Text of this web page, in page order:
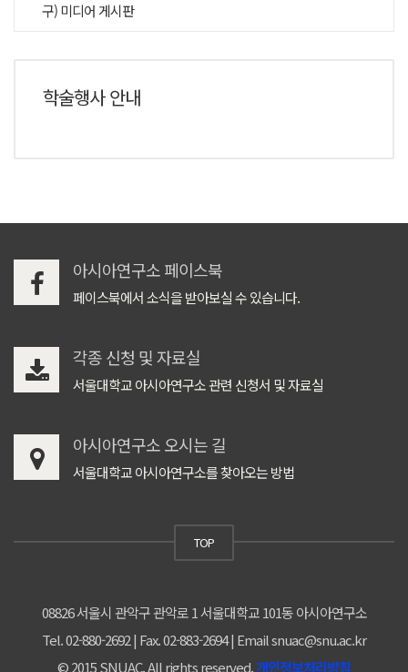
구) 미디어 게시판
학술행사 안내
아시아연구소 페이스북
페이스북에서 소식을 받아보실 수 있습니다.
각종 신청 및 자료실
서울대학교 아시아연구소 관련 신청서 및 자료실
아시아연구소 오시는 길
서울대학교 아시아연구소를 찾아오는 방법
TOP
08826 서울시 관악구 관악로 1 서울대학교 101동 아시아연구소
Tel. 02-880-2692 | Fax. 02-883-2694 | Email snuac@snu.ac.kr
© 2015 SNUAC. All rights reserved.개인정보처리방침